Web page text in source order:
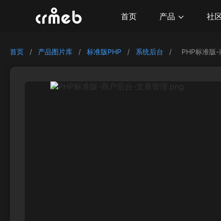
首页 产品 社
首页 / 产品图片库 / 标准版PHP / 系统后台 / PHP标准版